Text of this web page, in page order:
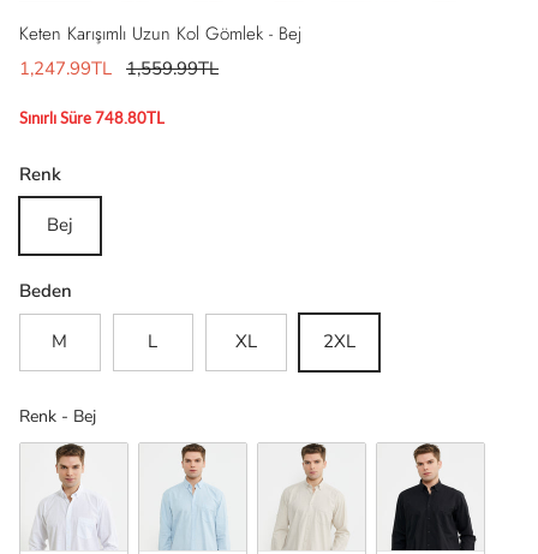
Keten Karışımlı Uzun Kol Gömlek - Bej
1,247.99TL 1,559.99TL
Sınırlı Süre 748.80TL
Renk
Bej
Beden
M L XL 2XL
Renk - BejRenk